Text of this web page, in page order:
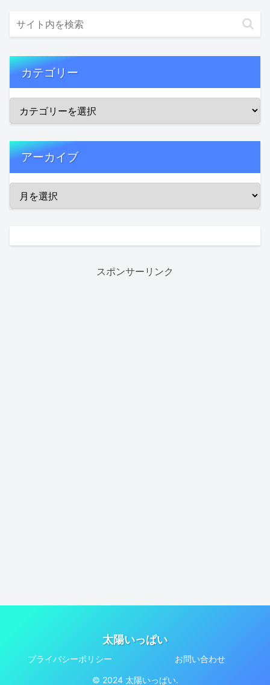
カテゴリー
アーカイブ
スポンサーリンク
太陽いっぱい
プライバシーポリシー お問い合わせ
© 2024 太陽いっぱい.